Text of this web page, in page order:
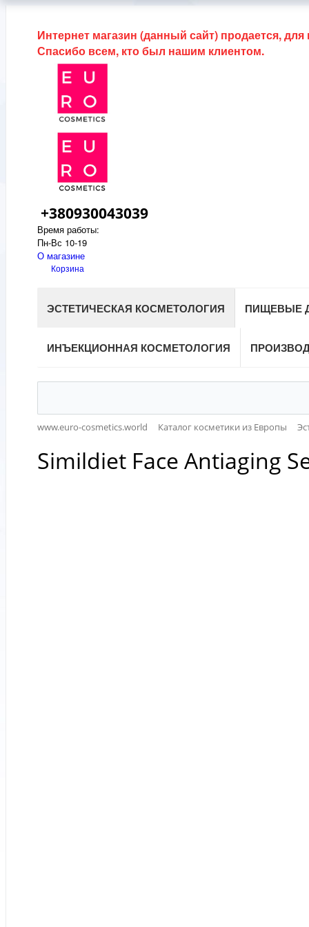
Интернет магазин (данный сайт) продается,
Спасибо всем, кто был нашим клиентом.
+380930043039
Время работы:
Пн-Вс 10-19
О магазине
Корзина
ЭСТЕТИЧЕСКАЯ КОСМЕТОЛОГИЯ ПИЩЕВЫЕ
ИНЪЕКЦИОННАЯ КОСМЕТОЛОГИЯ
www.euro-cosmetics.world Каталог косметики из Европы
Simildiet Face Antiaging